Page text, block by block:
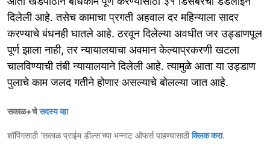
दिलेली आहे. तसेच कामाचा प्रगती अहवाल दर महिन्याला सादर
करण्याचे बंधनही घातले आहे. ठरवून दिलेल्या अवधीत जर उड्डाणपूल
पूर्ण झाला नाही, तर न्यायालयाचा अवमान केल्याप्रकरणी खटला
चालविण्याची तंबी न्यायालयाने दिलेली आहे. त्यामुळे आता या उड्डाण
पुलाचे काम जलद गतीने होणार असल्याचे बोलल्या जात आहे.
सकाळ+चेसदस्य व्हा
शॉपिंगसाठी 'सकाळ प्राईम डील्स'च्या भन्नाट ऑफर्स पाहण्यासाठीक्लिक करा.